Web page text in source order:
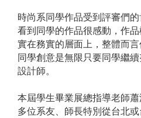
時尚系同學作品受到評審們
看到同學的作品很感動，作
實在務實的層面上，整體而
同學創意是無限只要同學繼
設計師。
本屆學生畢業展總指導老師
多位系友、師長特別從台北